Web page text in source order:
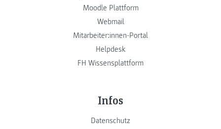
Moodle Plattform
Webmail
Mitarbeiter:innen-Portal
Helpdesk
FH Wissensplattform
Infos
Datenschutz